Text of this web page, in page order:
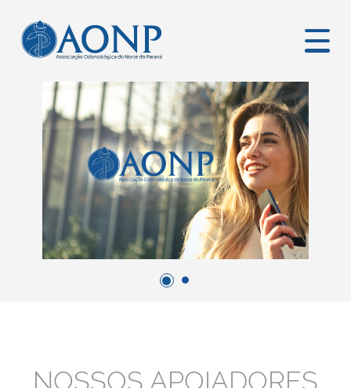
CURSOS E EVENTOS
ASSOCIE-SE
CONTATO
NOSSOS APOIADORES